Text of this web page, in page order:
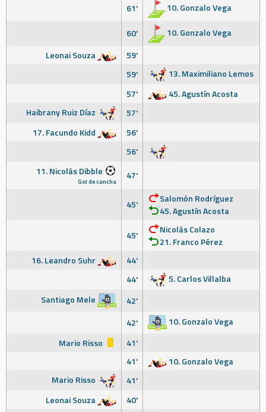
61'
10. Gonzalo Vega
60'
10. Gonzalo Vega
Leonai Souza
59'
59'
13. Maximiliano Lemos
57'
45. Agustín Acosta
Haibrany Ruiz Díaz
57'
17. Facundo Kidd
56'
56'
11. Nicolás Dibble
Gol de cancha 47'
45'
Salomón Rodríguez
45. Agustín Acosta
45'
Nicolás Colazo
21. Franco Pérez
16. Leandro Suhr
44'
44'
5. Carlos Villalba
Santiago Mele
42'
42'
10. Gonzalo Vega
Mario Risso
41'
41'
10. Gonzalo Vega
Mario Risso
41'
Leonai Souza
40'